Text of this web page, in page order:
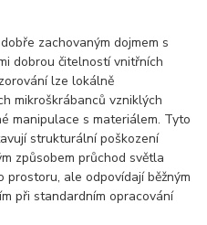
zachovaným dojmem s
dobrou čitelností vnitřních
lze lokálně
mikroškrábanců vzniklých
manipulace s materiálem. Tyto
strukturální poškození
způsobem průchod světla
ale odpovídají běžným
při standardním opracování